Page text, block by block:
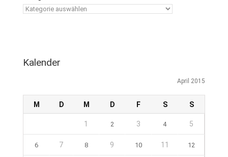
Kalender
April 2015
M D M D F S S
1 2 3 4 5
6 7 8 9 10 11 12